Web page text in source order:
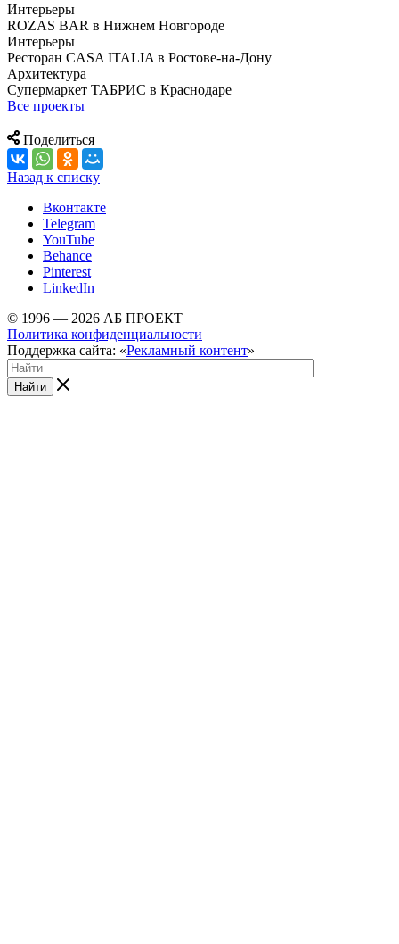
Интерьеры
ROZAS BAR в Нижнем Новгороде
Интерьеры
Ресторан CASA ITALIA в Ростове-на-Дону
Архитектура
Супермаркет ТАБРИС в Краснодаре
Все проекты
Поделиться
Назад к списку
Вконтакте
Telegram
YouTube
Behance
Pinterest
LinkedIn
© 1996 — 2026 АБ ПРОЕКТ
Политика конфиденциальности
Поддержка сайта: «Рекламный контент»
Найти